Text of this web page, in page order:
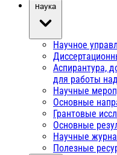
Наука
Научное
Аспирантура,
для работы
Научные
Основные
Грантовые
Основные
Научные
Полезные